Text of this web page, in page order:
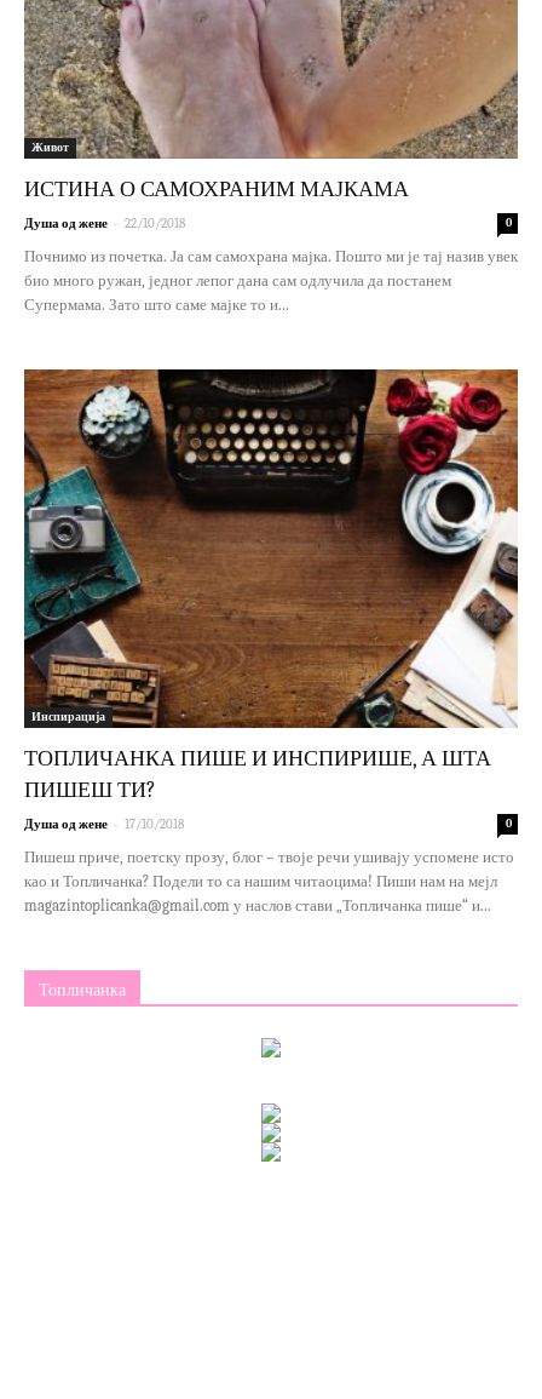
Живот
ИСТИНА О САМОХРАНИМ МАЈКАМА
Душа од жене - 22/10/2018 0
Почнимо из почетка. Ја сам самохрана мајка. Пошто ми је тај назив увек
био много ружан, једног лепог дана сам одлучила да постанем
Супермама. Зато што саме мајке то и...
Инспирација
ТОПЛИЧАНКА ПИШЕ И ИНСПИРИШЕ, А ШТА
ПИШЕШ ТИ?
Душа од жене - 17/10/2018 0
Пишеш приче, поетску прозу, блог – твоје речи ушивају успомене исто
као и Топличанка? Подели то са нашим читаоцима! Пиши нам на мејл
magazintoplicanka@gmail.com у наслов стави „Топличанка пише“ и...
Топличанка